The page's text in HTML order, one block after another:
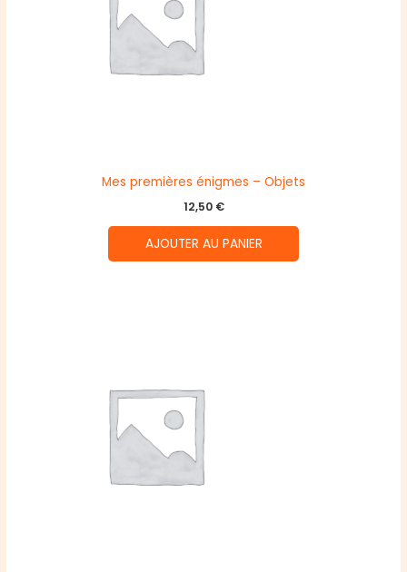
Mes premières énigmes – Objets
12,50 €
AJOUTER AU PANIER